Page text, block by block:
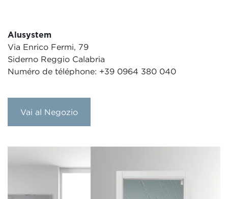
Alusystem
Via Enrico Fermi, 79
Siderno Reggio Calabria
Numéro de téléphone: +39 0964 380 040
Vai al Negozio